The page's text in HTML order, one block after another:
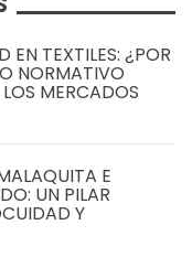
EN TEXTILES: ¿POR
NORMATIVO
MERCADOS
E
UN PILAR
Y